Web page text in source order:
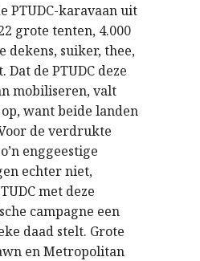
PTUDC-karavaan uit
grote tenten, 4.000
dekens, suiker, thee,
de PTUDC deze
mobiliseren, valt
want beide landen
de verdrukte
enggeestige
echter niet,
met deze
campagne een
daad stelt. Grote
en Metropolitan